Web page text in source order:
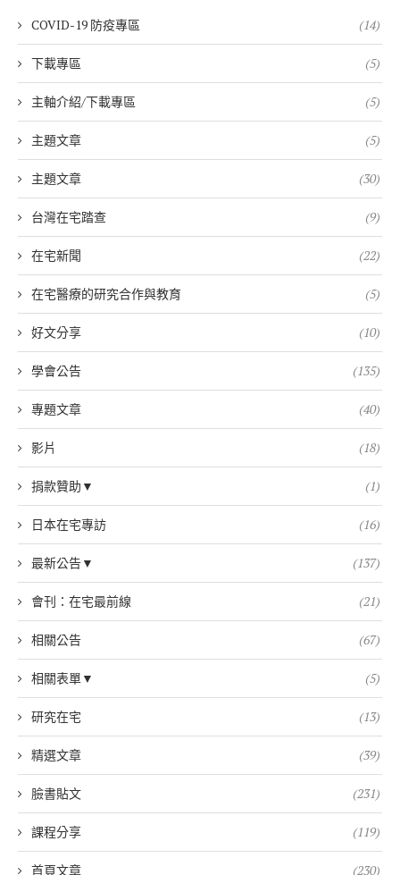
COVID-19 防疫專區 (14)
下載專區 (5)
主軸介紹/下載專區 (5)
主題文章 (5)
主題文章 (30)
台灣在宅踏查 (9)
在宅新聞 (22)
在宅醫療的研究合作與教育 (5)
好文分享 (10)
學會公告 (135)
專題文章 (40)
影片 (18)
捐款贊助▼ (1)
日本在宅專訪 (16)
最新公告▼ (137)
會刊：在宅最前線 (21)
相關公告 (67)
相關表單▼ (5)
研究在宅 (13)
精選文章 (39)
臉書貼文 (231)
課程分享 (119)
首頁文章 (230)